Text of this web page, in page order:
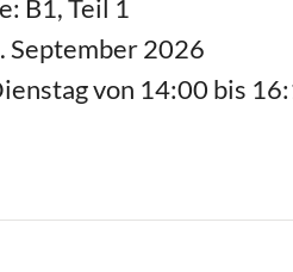
B1, Teil 1
September 2026
von 14:00 bis